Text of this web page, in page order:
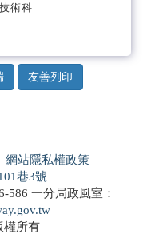
術科
友善列印
網站隱私權政策
巷3號
586 一分局政風室：
權所有